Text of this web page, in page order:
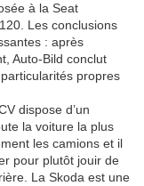
à la Seat
Les conclusions
: après
Auto-Bild conclut
propres
dispose d’un
la voiture la plus
les camions et il
pour plutôt jouir de
La Skoda est une